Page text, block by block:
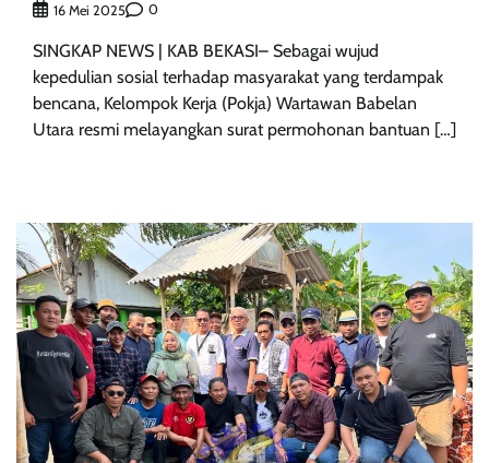
16 Mei 2025 0
SINGKAP NEWS | KAB BEKASI– Sebagai wujud
kepedulian sosial terhadap masyarakat yang terdampak
bencana, Kelompok Kerja (Pokja) Wartawan Babelan
Utara resmi melayangkan surat permohonan bantuan […]